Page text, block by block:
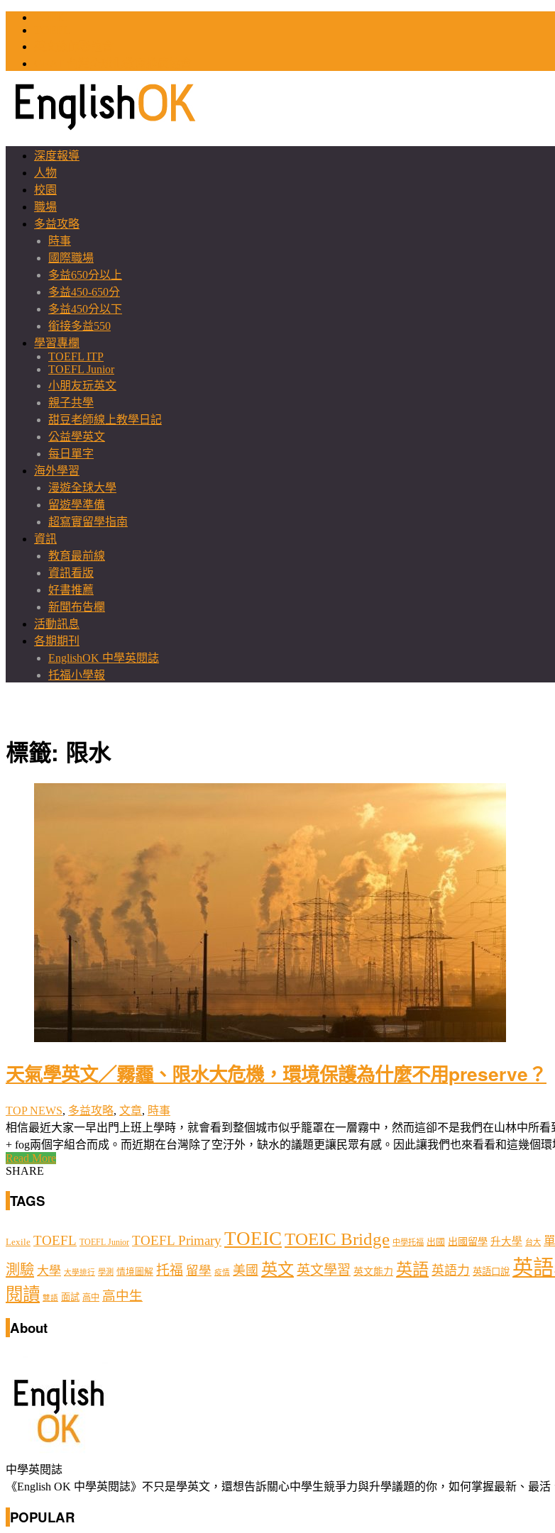
深度報導
人物
校園
職場
多益攻略
時事
國際職場
多益650分以上
多益450-650分
多益450分以下
銜接多益550
學習專欄
TOEFL ITP
TOEFL Junior
小朋友玩英文
親子共學
甜豆老師線上教學日記
公益學英文
每日單字
海外學習
漫遊全球大學
留遊學準備
超寫實留學指南
資訊
教育最前線
資訊看版
好書推薦
新聞布告欄
活動訊息
各期期刊
EnglishOK 中學英閱誌
托福小學報
標籤: 限水
天氣學英文／霧霾、限水大危機，環境保護為什麼不用preserve？
TOP NEWS, 多益攻略, 文章, 時事
相信最近大家一早出門上班上學時，就會看到整個城市似乎籠罩在一層霧中，然而這卻不是我們在山林中所
+ fog兩個字組合而成。而近期在台灣除了空汙外，缺水的議題更讓民眾有感。因此讓我們也來看看和這幾個
Read More
SHARE
TAGS
Lexile TOEFL TOEFL Junior TOEFL PrimaryTOEICTOEIC Bridge 中學托福 出國 出國留學 升大學 台大
測驗 大學 大學排行 學測 情境圖解 托福 留學 疫情 美國 英文 英文學習 英文能力 英語 英語力 英語口說 英
閱讀 雙語 面試 高中 高中生
About
中學英閱誌
《English OK 中學英閱誌》不只是學英文，還想告訴關心中學生競爭力與升學議題的你，如何掌握最新、最
POPULAR